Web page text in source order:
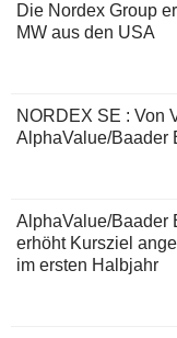
Die Nordex Group
MW aus den USA
NORDEX SE : Von
AlphaValue/Baader
AlphaValue/Baader
erhöht Kursziel
im ersten Halbjahr